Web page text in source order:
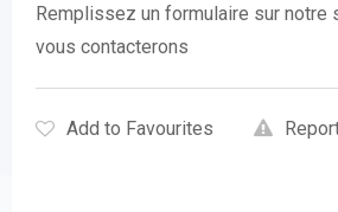
Remplissez un formulaire sur notre
vous contacterons
Add to Favourites